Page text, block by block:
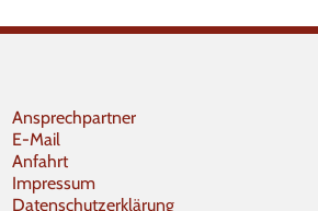
Ansprechpartner
E-Mail
Anfahrt
Impressum
Datenschutzerklärung